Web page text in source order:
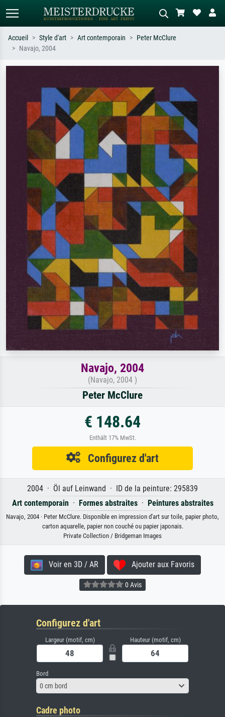
impressionnisme, vague de Hokusai,
nu.
tableau sombre, nu debout près d'un
arbre.
Accueil Style d'art Art contemporain
Peter McClure
Navajo, 2004
Navajo, 2004
(Navajo, 2004 )
Peter McClure
€ 148.64
Enthält 17% MwSt.
Configurez d'art
2004 · Öl auf Leinwand · ID de la peinture: 295839
Art contemporain · Formes abstraites· Peintures abstraites
Navajo, 2004 · Peter McClure. Disponible en impression d'art sur toile, papier photo,
carton aquarelle, papier non couché ou papier japonais.
Private Collection / Bridgeman Images
Voir en 3D / AR Ajouter aux Favoris
0 Avis
Configurez d'art
Largeur (motif, cm) Hauteur (motif, cm)
Bord
0 cm bord
Cadre photo